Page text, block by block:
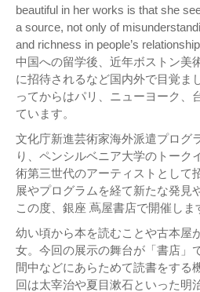
beautiful in her works is that she
a source, not only of
and richness in people’s
中国への留学後、近年ボストン美
に招待されるなど国内外で⽬覚ま
ってからはパリ、ニューヨーク、
ています。
⽂化庁新進芸術家海外派遣プログ
り、ペンシルベニア大学のトーク
術第三世代のアーティストとして
展やプログラムを経て新たな発⾒
この度、銀座 蔦屋書店で開催しま
幼い頃から本を読むことや古本屋
⼥。今回の展⽰の舞台が「書店」
間中などにあらためて読書をする
回は太宰治や夏⽬漱⽯といった明